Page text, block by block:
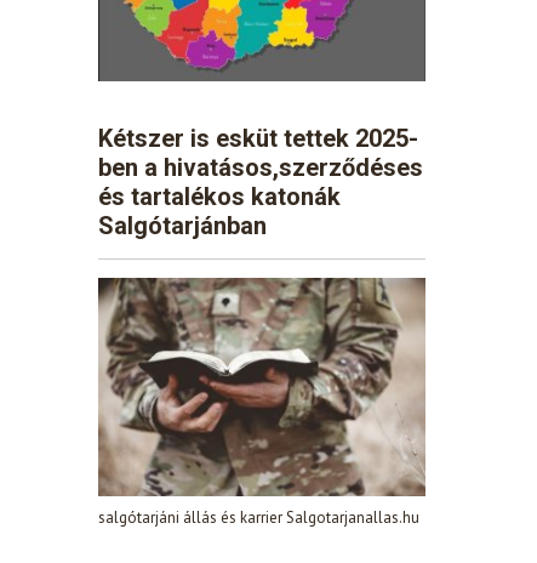
Kétszer is esküt tettek 2025-
ben a hivatásos,szerződéses
és tartalékos katonák
Salgótarjánban
salgótarjáni állás és karrier Salgotarjanallas.hu